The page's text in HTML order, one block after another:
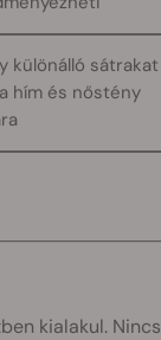
különálló sátrakat
hím és nőstény
kialakul. Nincs